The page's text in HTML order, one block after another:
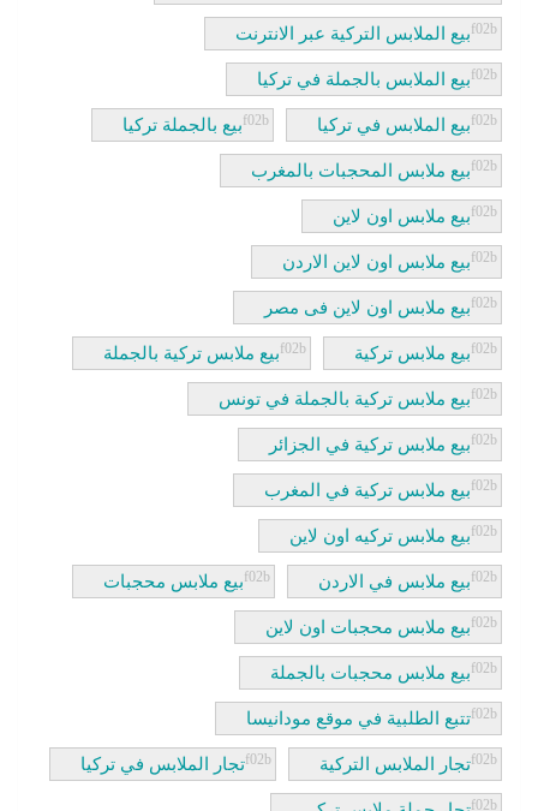
بيع الملابس التركية عبر الانترنت
بيع الملابس بالجملة في تركيا
بيع الملابس في تركيا بيع بالجملة تركيا
بيع ملابس المحجبات بالمغرب
بيع ملابس اون لاين
بيع ملابس اون لاين الاردن
بيع ملابس اون لاين فى مصر
بيع ملابس تركية بيع ملابس تركية بالجملة
بيع ملابس تركية بالجملة في تونس
بيع ملابس تركية في الجزائر
بيع ملابس تركية في المغرب
بيع ملابس تركيه اون لاين
بيع ملابس في الاردن بيع ملابس محجبات
بيع ملابس محجبات اون لاين
بيع ملابس محجبات بالجملة
تتبع الطلبية في موقع مودانيسا
تجار الملابس التركية تجار الملابس في تركيا